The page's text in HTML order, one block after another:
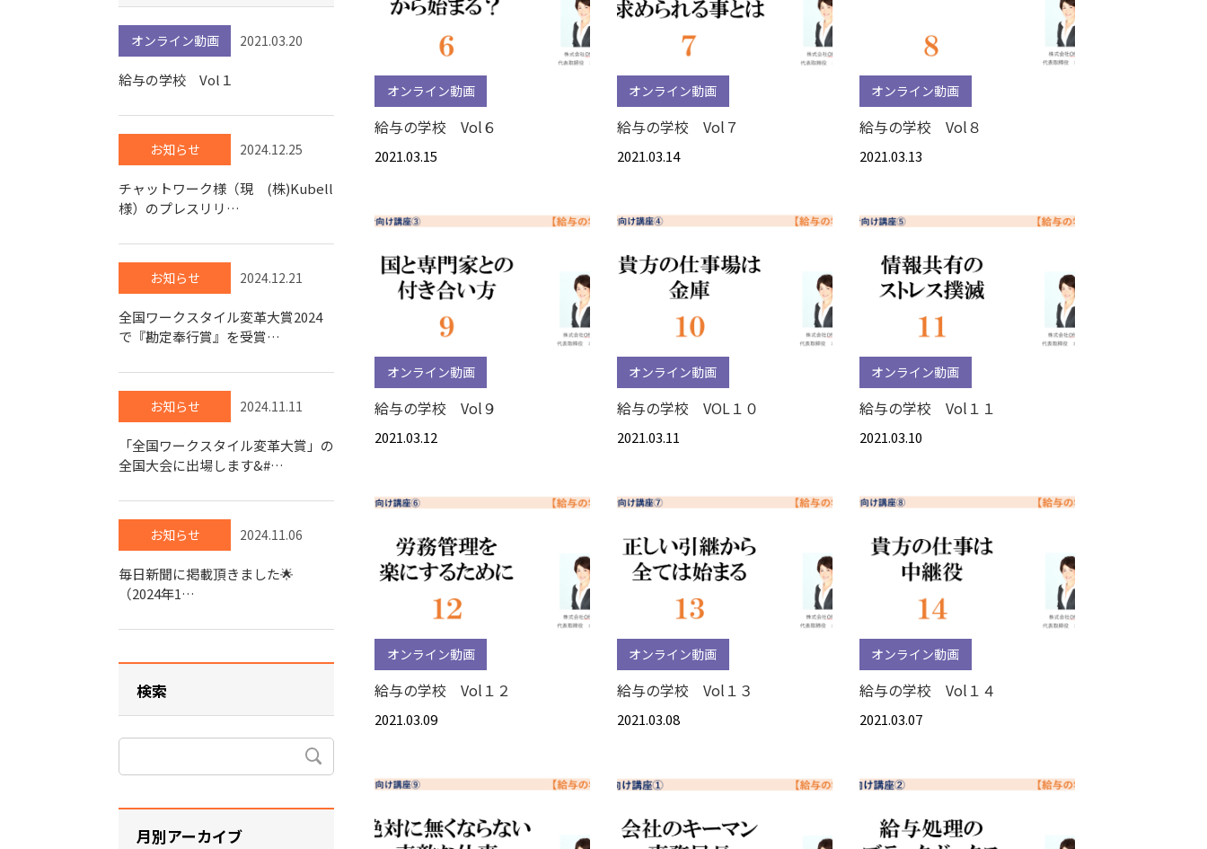
オンライン動画
給与の学校 Vol６
2021.03.15
オンライン動画
給与の学校 Vol７
2021.03.14
オンライン動画
給与の学校 Vol８
2021.03.13
オンライン動画
給与の学校 Vol９
2021.03.12
オンライン動画
給与の学校 VOL１０
2021.03.11
オンライン動画
給与の学校 Vol１１
2021.03.10
オンライン動画
給与の学校 Vol１２
2021.03.09
オンライン動画
給与の学校 Vol１３
2021.03.08
オンライン動画
給与の学校 Vol１４
2021.03.07
オンライン動画 2021.03.20
給与の学校 Vol１
お知らせ 2024.12.25
チャットワーク様（現 (株)Kubell
様）のプレスリリ…
お知らせ 2024.12.21
全国ワークスタイル変革大賞2024
で『勘定奉行賞』を受賞…
お知らせ 2024.11.11
「全国ワークスタイル変革大賞」の
全国大会に出場します&#…
お知らせ 2024.11.06
毎日新聞に掲載頂きました🌟
（2024年1…
検索
月別アーカイブ